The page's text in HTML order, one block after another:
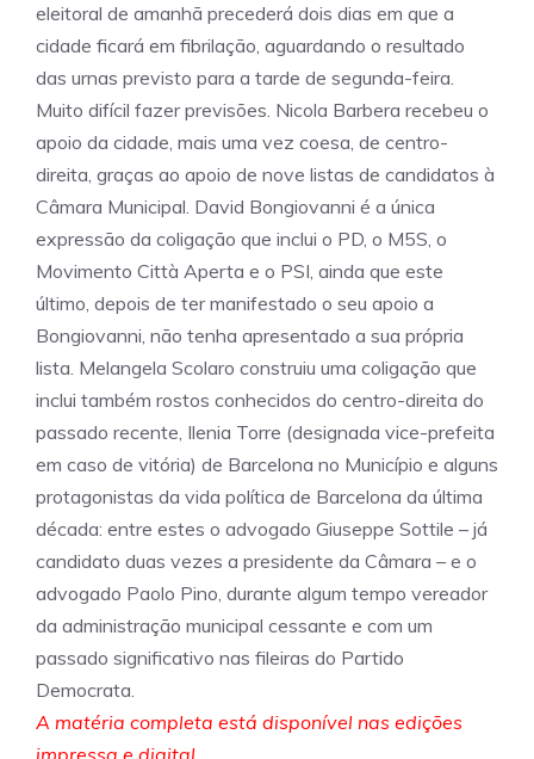
eleitoral de amanhã precederá dois dias em que a
cidade ficará em fibrilação, aguardando o resultado
das urnas previsto para a tarde de segunda-feira.
Muito difícil fazer previsões. Nicola Barbera recebeu o
apoio da cidade, mais uma vez coesa, de centro-
direita, graças ao apoio de nove listas de candidatos à
Câmara Municipal. David Bongiovanni é a única
expressão da coligação que inclui o PD, o M5S, o
Movimento Città Aperta e o PSI, ainda que este
último, depois de ter manifestado o seu apoio a
Bongiovanni, não tenha apresentado a sua própria
lista. Melangela Scolaro construiu uma coligação que
inclui também rostos conhecidos do centro-direita do
passado recente, Ilenia Torre (designada vice-prefeita
em caso de vitória) de Barcelona no Município e alguns
protagonistas da vida política de Barcelona da última
década: entre estes o advogado Giuseppe Sottile – já
candidato duas vezes a presidente da Câmara – e o
advogado Paolo Pino, durante algum tempo vereador
da administração municipal cessante e com um
passado significativo nas fileiras do Partido
Democrata.
A matéria completa está disponível nas edições
impressa e digital